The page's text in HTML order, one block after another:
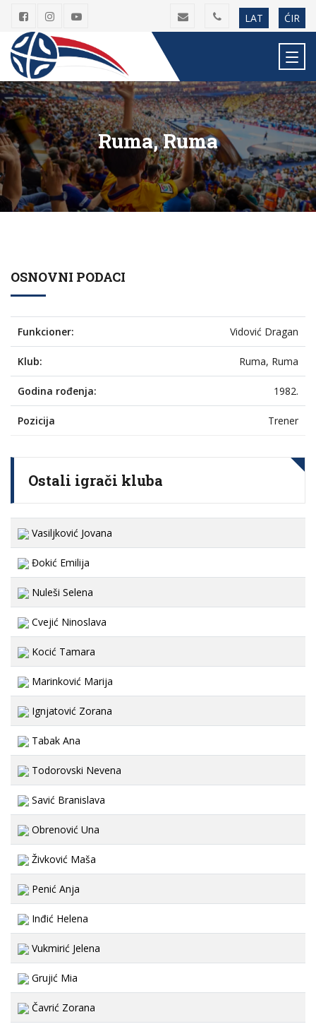
LAT ĆIR
Ruma, Ruma
OSNOVNI PODACI
Funkcioner: Vidović Dragan
Klub: Ruma, Ruma
Godina rođenja: 1982.
Pozicija Trener
Ostali igrači kluba
Vasiljković Jovana
Đokić Emilija
Nuleši Selena
Cvejić Ninoslava
Kocić Tamara
Marinković Marija
Ignjatović Zorana
Tabak Ana
Todorovski Nevena
Savić Branislava
Obrenović Una
Živković Maša
Penić Anja
Inđić Helena
Vukmirić Jelena
Grujić Mia
Čavrić Zorana